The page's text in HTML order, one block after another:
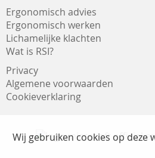
Ergonomisch advies
Ergonomisch werken
Lichamelijke klachten
Wat is RSI?
Privacy
Algemene voorwaarden
Cookieverklaring
Wij gebruiken cookies op deze